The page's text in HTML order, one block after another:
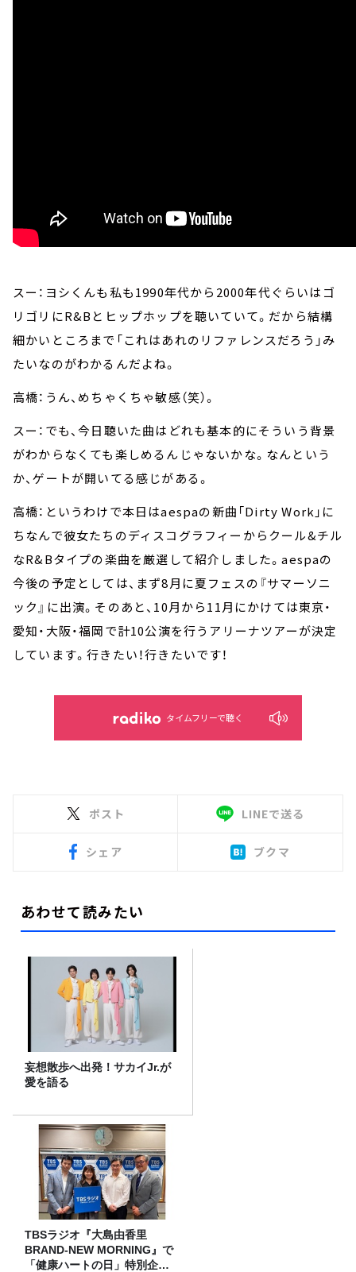
スー：ヨシくんも私も1990年代から2000年代ぐらいはゴ
リゴリにR&Bとヒップホップを聴いていて。だから結構
細かいところまで「これはあれのリファレンスだろう」み
たいなのがわかるんだよね。
高橋：うん、めちゃくちゃ敏感（笑）。
スー：でも、今日聴いた曲はどれも基本的にそういう背景
がわからなくても楽しめるんじゃないかな。なんという
か、ゲートが開いてる感じがある。
高橋：というわけで本日はaespaの新曲「Dirty Work」に
ちなんで彼女たちのディスコグラフィーからクール&チル
なR&Bタイプの楽曲を厳選して紹介しました。aespaの
今後の予定としては、まず8月に夏フェスの『サマーソニ
ック』に出演。そのあと、10月から11月にかけては東京・
愛知・大阪・福岡で計10公演を行うアリーナツアーが決定
しています。行きたい！行きたいです！
タイムフリーで聴く
ポスト LINEで送る
シェア ブクマ
あわせて読みたい
妄想散歩へ出発！サカイJr.が
愛を語る
TBSラジオ『大島由香里
BRAND-NEW MORNING』で
「健康ハートの日」特別企画